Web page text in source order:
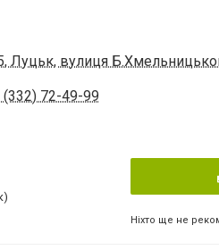
Луцьк, вулиця
(332) 72-49-99
Ніхто ще не